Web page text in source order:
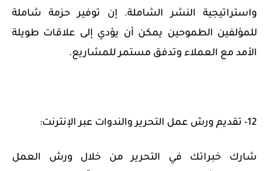
واستراتيجية النشر الشاملة. إن توفير حزمة شاملة
للمؤلفين الطموحين يمكن أن يؤدي إلى علاقات طويلة
الأمد مع العملاء وتدفق مستمر للمشاريع.
12- تقديم ورش عمل التحرير والندوات عبر الإنترنت:
شارك خبراتك في التحرير من خلال ورش العمل